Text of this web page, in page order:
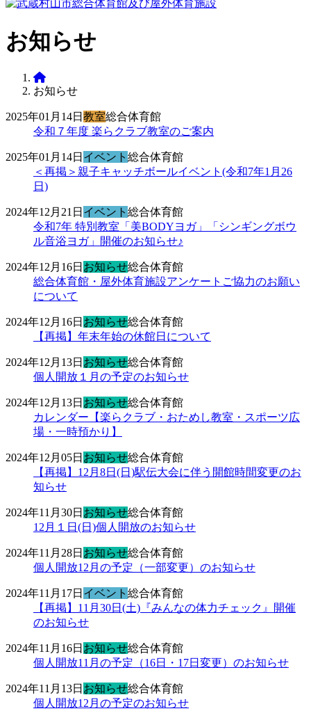
お知らせ
お知らせ
2025年01月14日 教室総合体育館
令和７年度 楽らクラブ教室のご案内
2025年01月14日 イベント 総合体育館
＜再掲＞親子キャッチボールイベント(令和7年1月26
日)
2024年12月21日 イベント 総合体育館
令和7年 特別教室「美BODYヨガ」「シンギングボウ
ル音浴ヨガ」開催のお知らせ♪
2024年12月16日 お知らせ総合体育館
総合体育館・屋外体育施設アンケートご協力のお願い
について
2024年12月16日 お知らせ総合体育館
【再掲】年末年始の休館日について
2024年12月13日 お知らせ総合体育館
個人開放１月の予定のお知らせ
2024年12月13日 お知らせ総合体育館
カレンダー【楽らクラブ・おためし教室・スポーツ広
場・一時預かり】
2024年12月05日 お知らせ総合体育館
【再掲】12月8日(日)駅伝大会に伴う開館時間変更のお
知らせ
2024年11月30日 お知らせ総合体育館
12月１日(日)個人開放のお知らせ
2024年11月28日 お知らせ総合体育館
個人開放12月の予定（一部変更）のお知らせ
2024年11月17日 イベント 総合体育館
【再掲】11月30日(土)『みんなの体力チェック』開催
のお知らせ
2024年11月16日 お知らせ総合体育館
個人開放11月の予定（16日・17日変更）のお知らせ
2024年11月13日 お知らせ総合体育館
個人開放12月の予定のお知らせ